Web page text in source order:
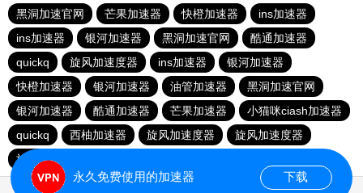
黑洞加速官网
芒果加速器 快橙加速器
ins加速器
ins加速器
银河加速器 黑洞加速官网
酷通加速器
quickq
旋风加速度器 ins加速器
银河加速器
快橙加速器
银河加速器 油管加速器
黑洞加速官网
银河加速器
酷通加速器 芒果加速器
小猫咪ciash加速器
quickq
西柚加速器 旋风加速度器
旋风加速度器
旋风加速度器
永久免费使用的加速器 下载